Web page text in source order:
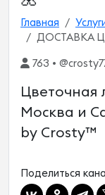
Главная
ДОСТАВКА
763 •
Цветочная
Москва и
by Crosty™
Поделиться